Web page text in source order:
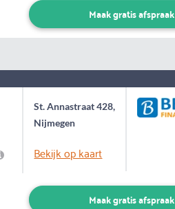
Maak gratis afspraak
St. Annastraat 428,
Nijmegen
Bekijk op kaart
Maak gratis afspraak